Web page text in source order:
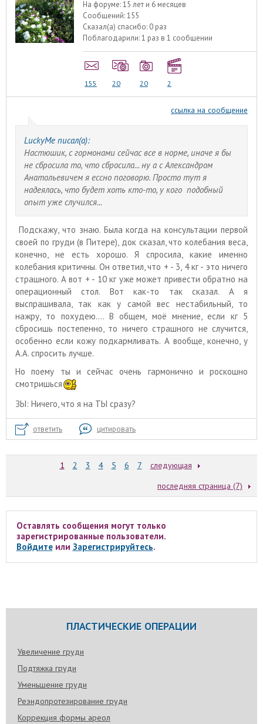
На форуме:15 лет и 6 месяцев
Сообщений:155
Сказал(а) спасибо: 0 раз
Поблагодарили:1 раз в 1 сообщении
155 20 20 2
ссылка на сообщение
LuckyMe писал(а):
Настюшик, с гормонами сейчас все в норме, иначе я бы
не сбросила то, что сбросила... ну а с Александром
Анатольевичем я ессно поговорю. Просто тут я
надеялась, что будет хоть кто-то, у кого подобный
опыт уже случился...
Подскажу, что знаю. Была когда на консультации первой
своей по груди (в Питере), док сказал, что колебания веса,
конечно, не есть хорошо. Я спросила, какие именно
колебания критичны. Он ответил, что + - 3, 4 кг - это ничего
страшного. А вот + - 10 кг уже может привести обратно на
операционный стол. Вот как-то так сказал. А я
выспрашивала, так как у самой вес нестабильный, то
нажру, то похудею.... В общем, моё мнение, если кг 5
сбросишь постепенно, то ничего страшного не случится,
особенно если кожу подкармливать. А вообще, конечно, у
А.А. спросить лучше.
Но поему ты и сейчас очень гармонично и роскошно
смотришься
ЗЫ: Ничего, что я на ТЫ сразу?
ответить цитировать
1 2 3 4 5 6 7
следующая
последняя страница (7)
Оставлять сообщения могут только
зарегистрированные пользователи.
Войдитеили Зарегистрируйтесь.
ПЛАСТИЧЕСКИЕ ОПЕРАЦИИ
Увеличение груди
Подтяжка груди
Уменьшение груди
Реэндопротезирование груди
Коррекция формы ареол